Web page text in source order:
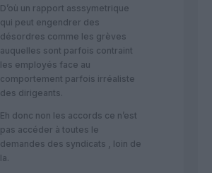
D’où un rapport asssymetrique
qui peut engendrer des
désordres comme les grèves
auquelles sont parfois contraint
les employés face au
comportement parfois irréaliste
des dirigeants.
Eh donc non les accords ce n’est
pas accéder à toutes le
demandes des syndicats , loin de
la.